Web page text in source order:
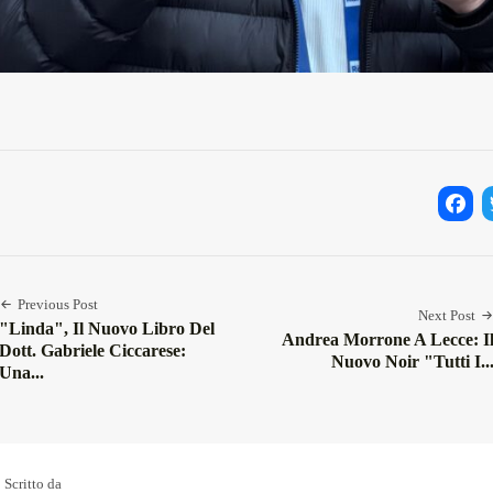
Previous Post
"Linda", Il Nuovo Libro Del
Dott. Gabriele Ciccarese:
Una...
Next Post
Andrea Morrone A Lecce: Il
Nuovo Noir "Tutti I...
Scritto da